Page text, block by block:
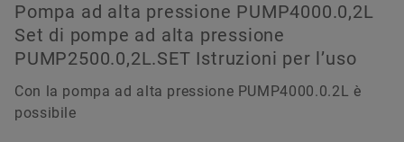
Pompa ad alta pressione PUMP4000.0,2L
Set di pompe ad alta pressione
PUMP2500.0,2L.SET Istruzioni per l’uso
Con la pompa ad alta pressione PUMP4000.0.2L è
possibile